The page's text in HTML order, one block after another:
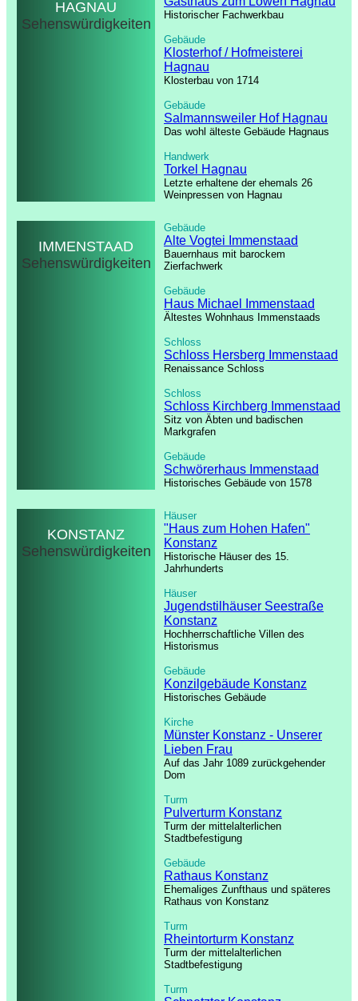
HAGNAU
Sehenswürdigkeiten
Historischer Fachwerkbau
Gebäude
Klosterhof / Hofmeisterei
Hagnau
Klosterbau von 1714
Gebäude
Salmannsweiler Hof Hagnau
Das wohl älteste Gebäude Hagnaus
Handwerk
Torkel Hagnau
Letzte erhaltene der ehemals 26
Weinpressen von Hagnau
IMMENSTAAD
Sehenswürdigkeiten
Gebäude
Alte Vogtei Immenstaad
Bauernhaus mit barockem
Zierfachwerk
Gebäude
Haus Michael Immenstaad
Ältestes Wohnhaus Immenstaads
Schloss
Schloss Hersberg Immenstaad
Renaissance Schloss
Schloss
Schloss Kirchberg Immenstaad
Sitz von Äbten und badischen
Markgrafen
Gebäude
Schwörerhaus Immenstaad
Historisches Gebäude von 1578
KONSTANZ
Sehenswürdigkeiten
Häuser
"Haus zum Hohen Hafen"
Konstanz
Historische Häuser des 15.
Jahrhunderts
Häuser
Jugendstilhäuser Seestraße
Konstanz
Hochherrschaftliche Villen des
Historismus
Gebäude
Konzilgebäude Konstanz
Historisches Gebäude
Kirche
Münster Konstanz - Unserer
Lieben Frau
Auf das Jahr 1089 zurückgehender
Dom
Turm
Pulverturm Konstanz
Turm der mittelalterlichen
Stadtbefestigung
Gebäude
Rathaus Konstanz
Ehemaliges Zunfthaus und späteres
Rathaus von Konstanz
Turm
Rheintorturm Konstanz
Turm der mittelalterlichen
Stadtbefestigung
Turm